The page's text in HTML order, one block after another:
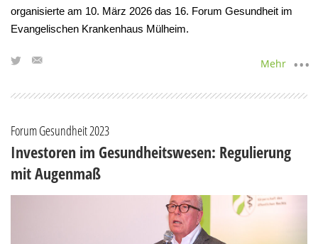
organisierte am 10. März 2026 das 16. Forum Gesundheit im
Evangelischen Krankenhaus Mülheim.
Mehr
Forum Gesundheit 2023
Investoren im Gesundheitswesen: Regulierung
mit Augenmaß